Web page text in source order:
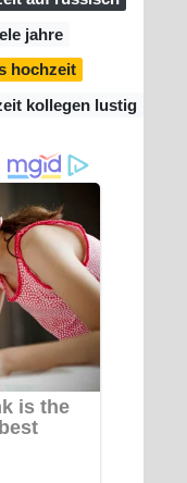
jahre
hochzeit
kollegen lustig